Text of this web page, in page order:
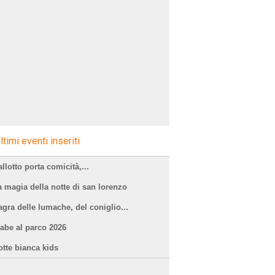
eventi inseriti
porta comicità,...
magia della notte di san lorenzo
delle lumache, del coniglio...
al parco 2026
bianca kids